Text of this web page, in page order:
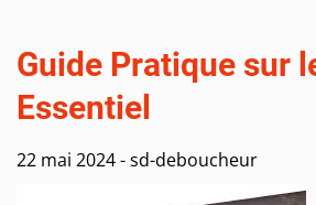
Guide Pratique sur
Essentiel
22 mai 2024-sd-deboucheur